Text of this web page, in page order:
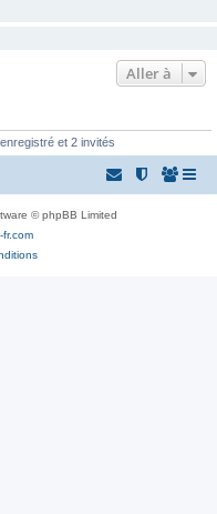
Aller à
et 2 invités
© phpBB Limited